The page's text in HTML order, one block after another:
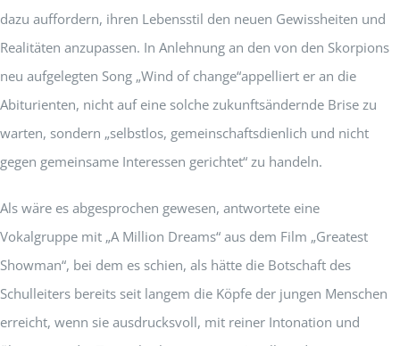
dazu auffordern, ihren Lebensstil den neuen Gewissheiten und
Realitäten anzupassen. In Anlehnung an den von den Skorpions
neu aufgelegten Song „Wind of change“appelliert er an die
Abiturienten, nicht auf eine solche zukunftsändernde Brise zu
warten, sondern „selbstlos, gemeinschaftsdienlich und nicht
gegen gemeinsame Interessen gerichtet“ zu handeln.
Als wäre es abgesprochen gewesen, antwortete eine
Vokalgruppe mit „A Million Dreams“ aus dem Film „Greatest
Showman“, bei dem es schien, als hätte die Botschaft des
Schulleiters bereits seit langem die Köpfe der jungen Menschen
erreicht, wenn sie ausdrucksvoll, mit reiner Intonation und